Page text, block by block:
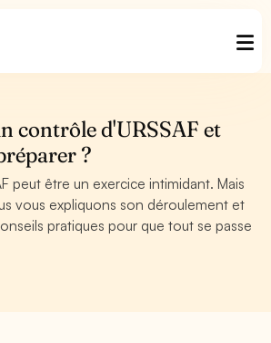
contrôle d'URSSAF et
?
peut être un exercice intimidant. Mais
vous expliquons son déroulement et
pratiques pour que tout se passe